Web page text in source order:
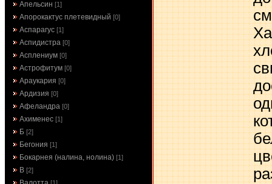
Апельсин [1]
Апорокактус плетевидный [0]
Аспарагус [1]
Аспидистра [0]
Асплениум [0]
Астрофитум [0]
Араукария [0]
Ардизия [0]
Афеландра [0]
Ахименес [1]
Б [2]
Бегония [1]
Бокарнея (налина, нолина) [1]
В [2]